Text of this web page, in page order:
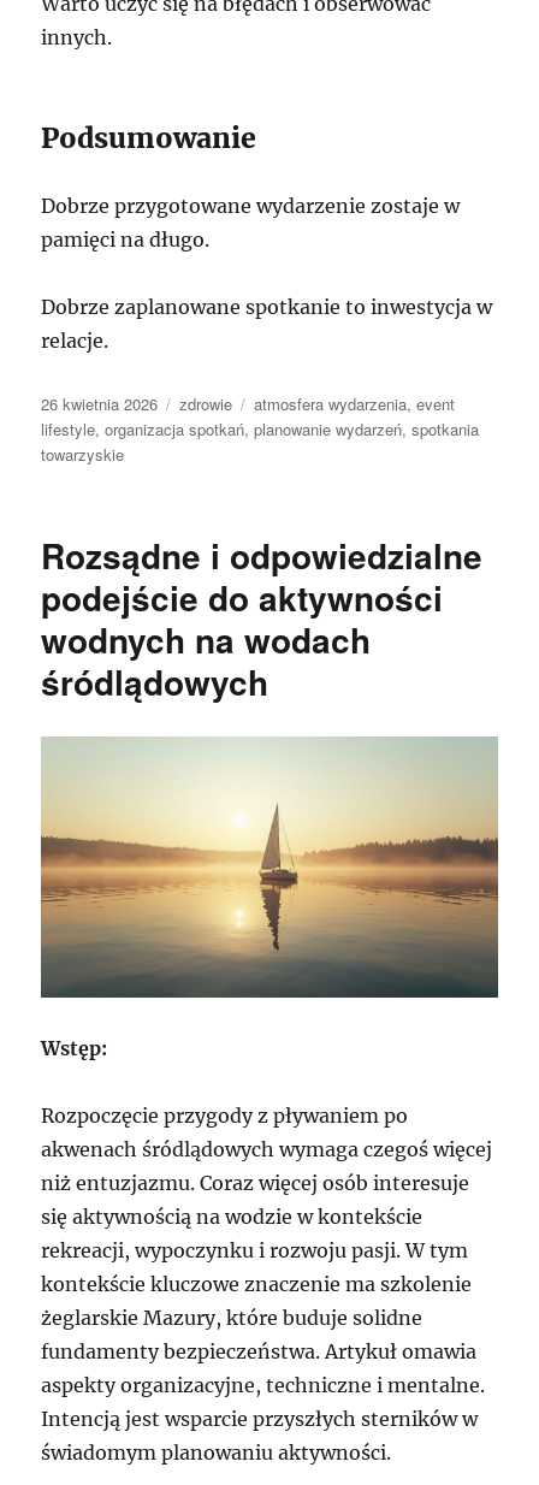
innych.
Podsumowanie
Dobrze przygotowane wydarzenie zostaje w
pamięci na długo.
Dobrze zaplanowane spotkanie to inwestycja w
relacje.
Data
publikacji
26 kwietnia 2026 Kategorie
zdrowie Tagi
atmosfera wydarzenia,event
lifestyle,organizacja spotkań,planowanie wydarzeń,spotkania
towarzyskie
Rozsądne i odpowiedzialne
podejście do aktywności
wodnych na wodach
śródlądowych
Wstęp:
Rozpoczęcie przygody z pływaniem po
akwenach śródlądowych wymaga czegoś więcej
niż entuzjazmu. Coraz więcej osób interesuje
się aktywnością na wodzie w kontekście
rekreacji, wypoczynku i rozwoju pasji. W tym
kontekście kluczowe znaczenie ma szkolenie
żeglarskie Mazury, które buduje solidne
fundamenty bezpieczeństwa. Artykuł omawia
aspekty organizacyjne, techniczne i mentalne.
Intencją jest wsparcie przyszłych sterników w
świadomym planowaniu aktywności.